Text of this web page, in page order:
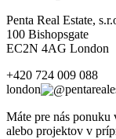
Penta Real Estate,
100 Bishopsgate
EC2N 4AG London
+420 724 009 088
london
Máte pre nás ponuku
alebo projektov v